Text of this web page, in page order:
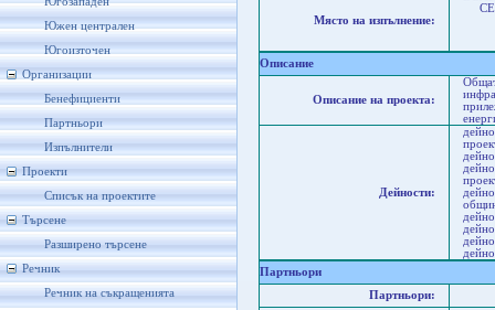
Южен централен
Югоизточен
Организации
Бенефициенти
Партньори
Изпълнители
Проекти
Списък на проектите
Търсене
Разширено търсене
Речник
Речник на съкращенията
Място на изпълнение:
Описание
Описание на проекта:
Дейности:
Партньори
Партньори: